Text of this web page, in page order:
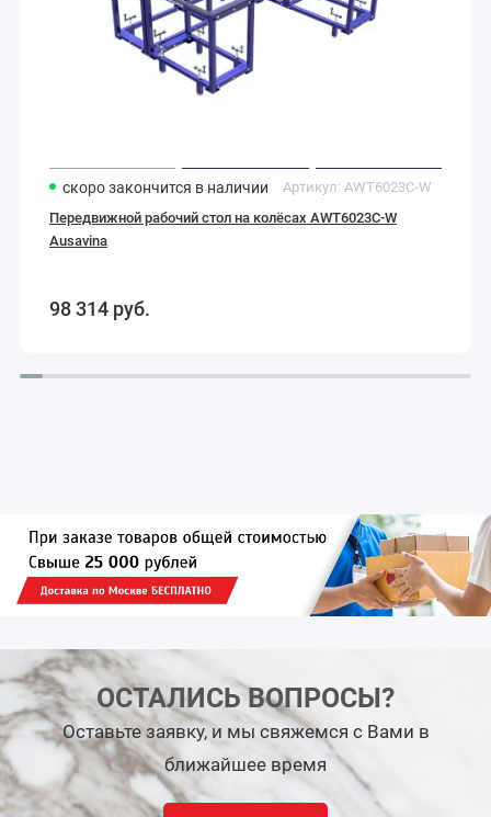
скоро закончится в наличии Артикул:AWT6023C-W
Передвижной рабочий стол на колёсах AWT6023C-W
Ausavina
98 314 руб.
ОСТАЛИСЬ ВОПРОСЫ?
Оставьте заявку, и мы свяжемся с Вами в
ближайшее время